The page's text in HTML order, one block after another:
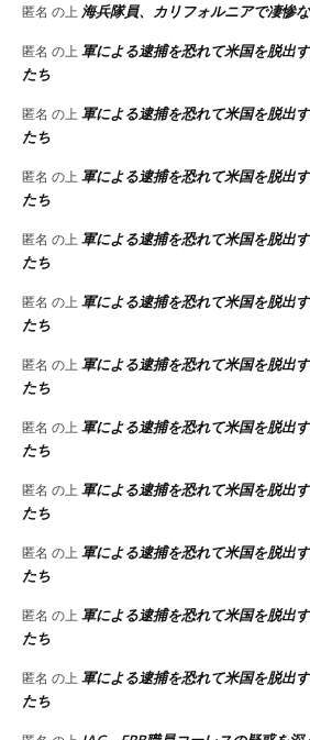
匿名 の上 海兵隊員、カリフォルニアで凄惨
匿名 の上 軍による逮捕を恐れて米国を脱出
たち
匿名 の上 軍による逮捕を恐れて米国を脱出
たち
匿名 の上 軍による逮捕を恐れて米国を脱出
たち
匿名 の上 軍による逮捕を恐れて米国を脱出
たち
匿名 の上 軍による逮捕を恐れて米国を脱出
たち
匿名 の上 軍による逮捕を恐れて米国を脱出
たち
匿名 の上 軍による逮捕を恐れて米国を脱出
たち
匿名 の上 軍による逮捕を恐れて米国を脱出
たち
匿名 の上 軍による逮捕を恐れて米国を脱出
たち
匿名 の上 軍による逮捕を恐れて米国を脱出
たち
匿名 の上 軍による逮捕を恐れて米国を脱出
たち